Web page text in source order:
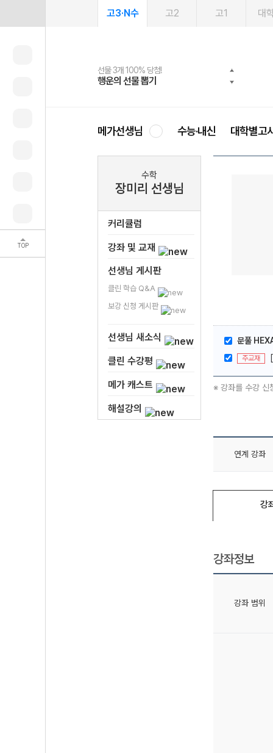
TOP
고3·N수 고2 고1 대
선물 3개 100% 당첨!
행운의 선물 뽑기
선물 100% 증정!
메가스터디 X 올리브
여름방학 스터디 캐시백
메가런 썸머스쿨
2027 러셀 단과
강사 공개선발
스마트러닝앱
설문 EVENT
메가패스
3일 무료 체험권
메가패스 수강생 무료혜택!
메가클럽 멤버십
사회공헌 캠페인
희망이룸 메가나눔
메가선생님 수능·내신 대학별고
수학
장미리 선생님
커리큘럼
강좌 및 교재
선생님 게시판
클린 학습 Q&A
보강 신청 게시판
선생님 새소식
클린 수강평
메가 캐스트
해설강의
문풀
주교재
※ 강좌를 수강 신
연계 강좌
강
강좌정보
강좌 범위